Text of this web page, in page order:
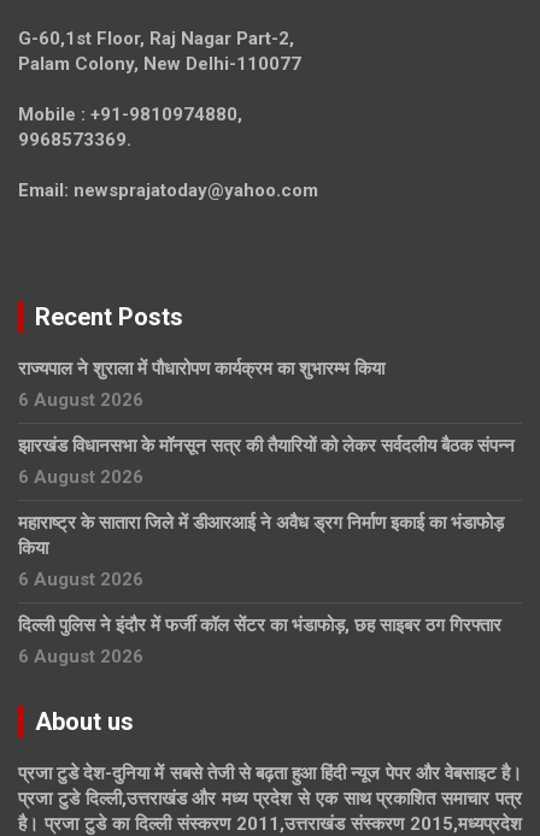
G-60,1st Floor, Raj Nagar Part-2,
Palam Colony, New Delhi-110077
Mobile : +91-9810974880,
9968573369.
Email: newsprajatoday@yahoo.com
Recent Posts
राज्यपाल ने शुराला में पौधारोपण कार्यक्रम का शुभारम्भ किया
6 August 2026
झारखंड विधानसभा के मॉनसून सत्र की तैयारियों को लेकर सर्वदलीय बैठक संपन्न
6 August 2026
महाराष्ट्र के सातारा जिले में डीआरआई ने अवैध ड्रग निर्माण इकाई का भंडाफोड़
किया
6 August 2026
दिल्ली पुलिस ने इंदौर में फर्जी कॉल सेंटर का भंडाफोड़, छह साइबर ठग गिरफ्तार
6 August 2026
About us
प्रजा टुडे देश-दुनिया में सबसे तेजी से बढ़ता हुआ हिंदी न्यूज पेपर और वेबसाइट है।
प्रजा टुडे दिल्ली,उत्तराखंड और मध्य प्रदेश से एक साथ प्रकाशित समाचार पत्र
है। प्रजा टुडे का दिल्ली संस्करण 2011,उत्तराखंड संस्करण 2015,मध्यप्रदेश